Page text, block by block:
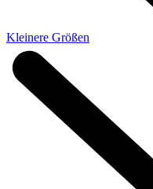
Kleinere Größen